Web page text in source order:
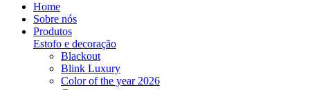
Home
Sobre nós
Produtos
Estofo e decoração
Blackout
Blink Luxury
Color of the year 2026